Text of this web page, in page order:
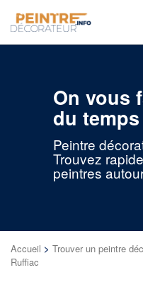
On vous
du
Peintre
Trouvez
peintres
Accueil > Trouver un peintre
Ruffiac